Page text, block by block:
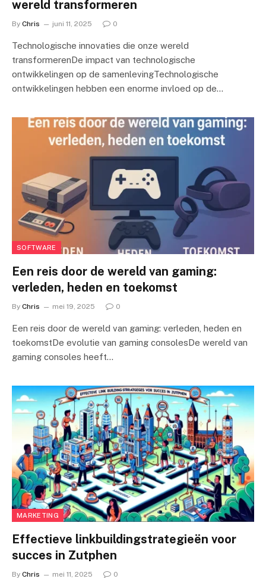
wereld transformeren
By Chris juni 11, 2025 0
Technologische innovaties die onze wereld
transformerenDe impact van technologische
ontwikkelingen op de samenlevingTechnologische
ontwikkelingen hebben een enorme invloed op de…
SOFTWARE
Een reis door de wereld van gaming:
verleden, heden en toekomst
By Chris mei 19, 2025 0
Een reis door de wereld van gaming: verleden, heden en
toekomstDe evolutie van gaming consolesDe wereld van
gaming consoles heeft…
MARKETING
Effectieve linkbuildingstrategieën voor
succes in Zutphen
By Chris mei 11, 2025 0